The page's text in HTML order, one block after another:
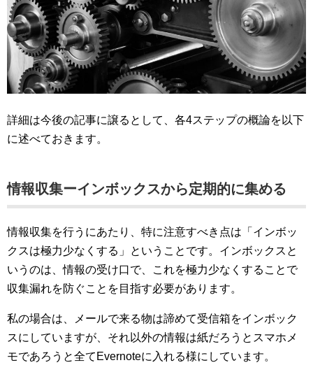
詳細は今後の記事に譲るとして、各4ステップの概論を以下
に述べておきます。
情報収集ーインボックスから定期的に集める
情報収集を行うにあたり、特に注意すべき点は「インボッ
クスは極力少なくする」ということです。インボックスと
いうのは、情報の受け口で、これを極力少なくすることで
収集漏れを防ぐことを目指す必要があります。
私の場合は、メールで来る物は諦めて受信箱をインボック
スにしていますが、それ以外の情報は紙だろうとスマホメ
モであろうと全てEvernoteに入れる様にしています。